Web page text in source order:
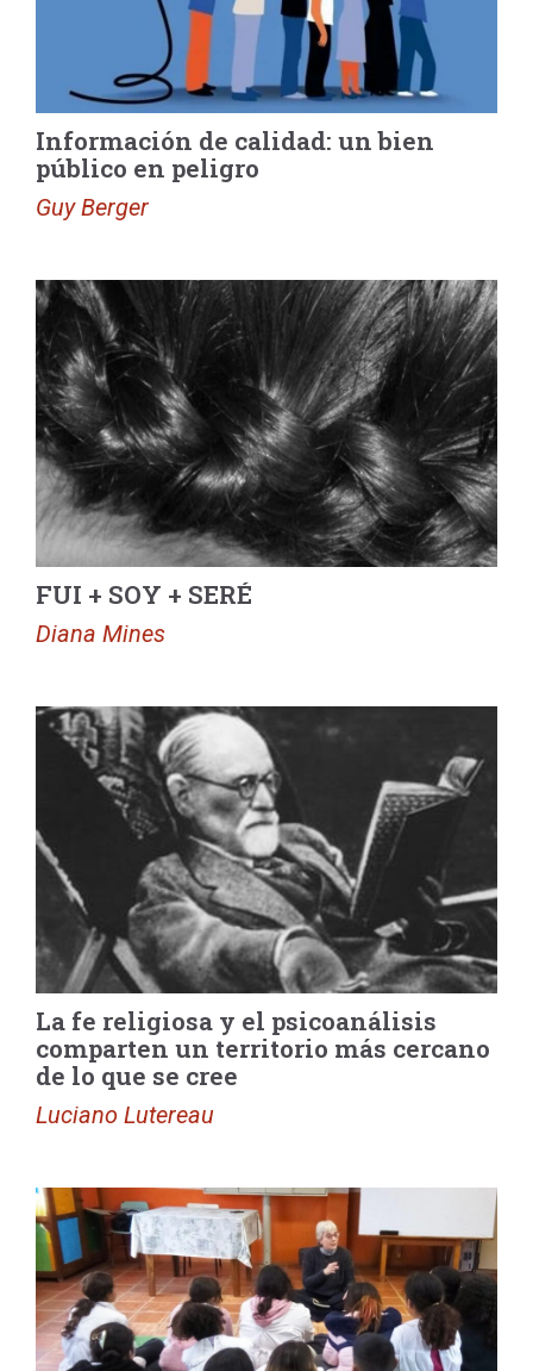
Información de calidad: un bien
público en peligro
Guy Berger
FUI + SOY + SERÉ
Diana Mines
La fe religiosa y el psicoanálisis
comparten un territorio más cercano
de lo que se cree
Luciano Lutereau